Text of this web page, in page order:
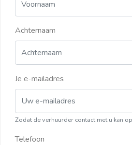
Achternaam
Je e-mailadres
Zodat de verhuurder contact met u kan
Telefoon